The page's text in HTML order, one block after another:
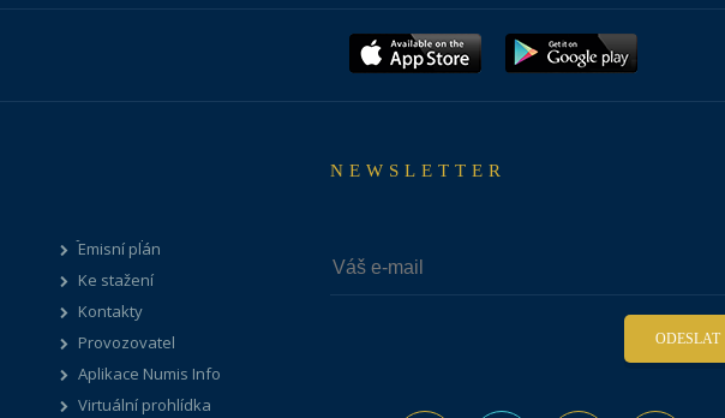
Emisní plán
Ke stažení
Kontakty
Provozovatel
Aplikace Numis Info
Virtuální prohlídka
NEWSLETTER
ODESLAT